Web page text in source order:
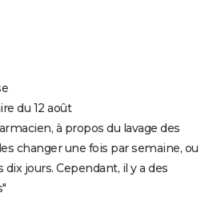
du 12 août
à propos du lavage des
changer une fois par semaine, ou
jours. Cependant, il y a des